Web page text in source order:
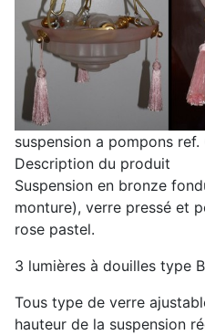
suspension a pompons ref.
Description du produit
Suspension en bronze
monture), verre pressé et
rose pastel.
3 lumières à douilles type
Tous type de verre
hauteur de la suspension